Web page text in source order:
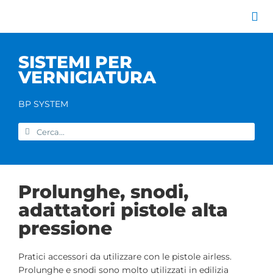
contenuto
SISTEMI PER
VERNICIATURA
BP SYSTEM
Cerca
per:
Prolunghe, snodi,
adattatori pistole alta
pressione
Pratici accessori da utilizzare con le pistole airless.
Prolunghe e snodi sono molto utilizzati in edilizia